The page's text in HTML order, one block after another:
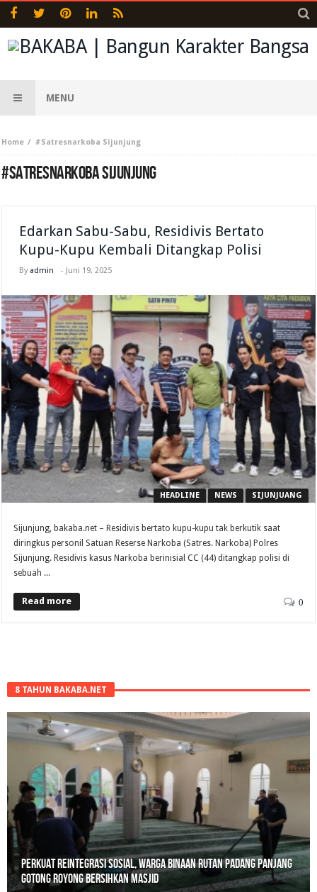
MENU
Home #Satresnarkoba Sijunjung
#SATRESNARKOBA SIJUNJUNG
Edarkan Sabu-Sabu, Residivis Bertato
Kupu-Kupu Kembali Ditangkap Polisi
By admin - Juni 19, 2025
HEADLINE NEWS SIJUNJUANG
Sijunjung, bakaba.net – Residivis bertato kupu-kupu tak berkutik saat
diringkus personil Satuan Reserse Narkoba (Satres. Narkoba) Polres
Sijunjung. Residivis kasus Narkoba berinisial CC (44) ditangkap polisi di
sebuah ...
Read more 0
8 TAHUN BAKABA.NET
Perkuat Reintegrasi Sosial, Warga Binaan Rutan Padang Panjang
Gotong Royong Bersihkan Masjid